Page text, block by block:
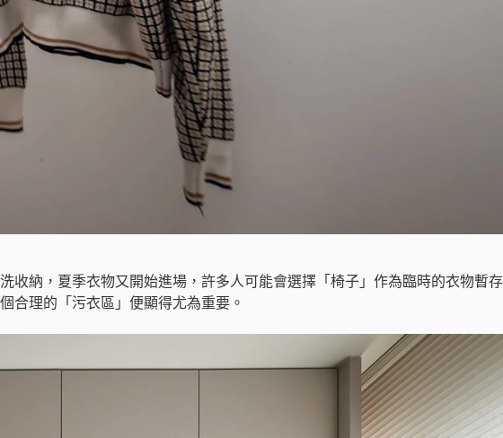
收納，夏季衣物又開始進場，許多人可能會選擇「椅子」作為臨時的衣物暫存
合理的「污衣區」便顯得尤為重要。